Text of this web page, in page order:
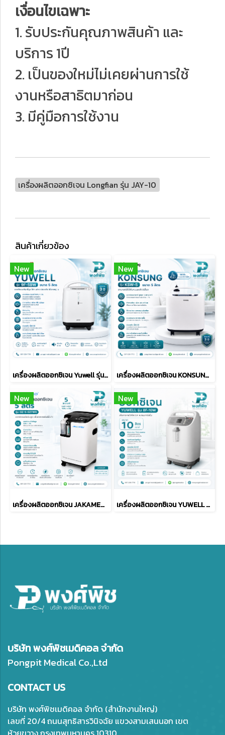
เงื่อนไขเฉพาะ
1. รับประกันคุณภาพสินค้า และ
บริการ 1ปี
2. เป็นของใหม่ไม่เคยผ่านการใช้
งานหรือสาธิตมาก่อน
3. มีคู่มือการใช้งาน
เครื่องผลิตออกซิเจน Longfian รุ่น JAY-10
สินค้าเกี่ยวข้อง
New
เครื่องผลิตออกซิเจน Yuwell รุ่น 9F-5BW
New
เครื่องผลิตออกซิเจน KONSUNG ขนาด 5 ลิตร รุ่น KSW-5 (สามารถใช้ได้กับคนและสัตว์เลี้ยง)
New
เครื่องผลิตออกซิเจน JAKAMED รุ่น OZ-5-02TW0 ขนาด 5 ลิตร
New
เครื่องผลิตออกซิเจน YUWELL รุ่น 8F-10W ขนาด 10 ลิตร
บริษัท พงศ์พิชเมดิคอล จำกัด
Pongpit Medical Co.,Ltd
CONTACT US
บริษัท พงศ์พิชเมดิคอล จำกัด (สำนักงานใหญ่)
เลขที่ 20/4 ถนนสุทธิสารวินิจฉัย แขวงสามเสนนอก เขต